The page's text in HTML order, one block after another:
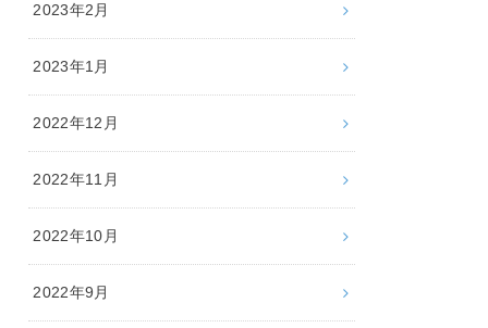
2023年2月
2023年1月
2022年12月
2022年11月
2022年10月
2022年9月